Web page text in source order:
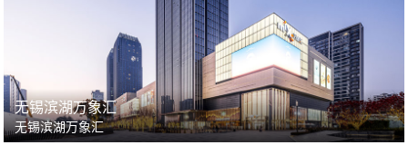
无锡滨湖万象汇
无锡滨湖万象汇